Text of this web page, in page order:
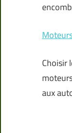
Choisir
aux